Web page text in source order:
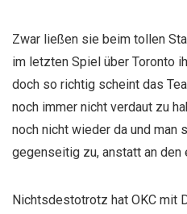
Zwar ließen sie beim tollen
im letzten Spiel über Toronto
doch so richtig scheint das
noch immer nicht verdaut zu
noch nicht wieder da und man
gegenseitig zu, anstatt an den
Nichtsdestotrotz hat OKC mit